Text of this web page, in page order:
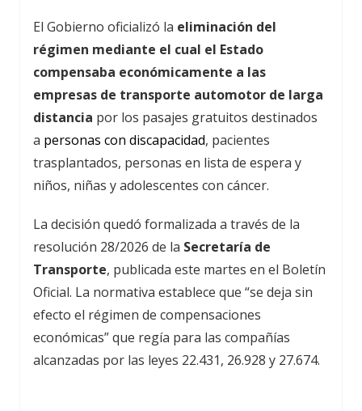
El Gobierno oficializó la eliminación del
régimen mediante el cual el Estado
compensaba económicamente a las
empresas de transporte automotor de larga
distancia por los pasajes gratuitos destinados
a personas con discapacidad, pacientes
trasplantados, personas en lista de espera y
niños, niñas y adolescentes con cáncer.
La decisión quedó formalizada a través de la
resolución 28/2026 de la Secretaría de
Transporte, publicada este martes en el Boletín
Oficial. La normativa establece que “se deja sin
efecto el régimen de compensaciones
económicas” que regía para las compañías
alcanzadas por las leyes 22.431, 26.928 y 27.674.